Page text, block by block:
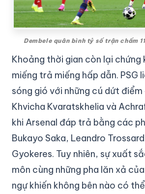
Dembele quân bình tỷ số trận chấm
Khoảng thời gian còn lại chứng
miếng trả miếng hấp dẫn. PSG
sóng gió với những cú dứt
Khvicha Kvaratskhelia và
khi Arsenal đáp trả bằng các
Bukayo Saka, Leandro
Gyokeres. Tuy nhiên, sự xuất
môn cùng những pha lăn xả
ngự khiến không bên nào có